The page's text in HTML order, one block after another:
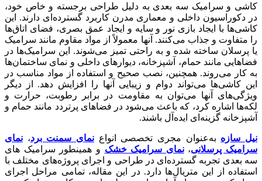
کاشی و سرامیک سه‌ بعدی به دلیل طراحی برجسته و خاص خود،
در دکوراسیون داخلی و معماری مدرن کاربرد گسترده‌ای دارند. این
کاشی‌ها با ایجاد بازی نور و سایه و ایجاد عمق بصری، فضای اتاق‌ها
را متفاوت و جذاب می‌کنند. آنها معمولاً از مواد مقاوم مانند سرامیک
یا پرسلان ساخته شده و به راحتی تمیز می‌شوند. این سرامیک‌ها در
فضاهایی مانند حمام، آشپزخانه، دیوارهای داخلی و نمای ساختمان‌ها
به کار می‌روند. همچنین، نصب صحیح و استفاده از مواد مناسب در
این کاشی‌ها می‌تواند دوام و زیبایی آنها را افزایش دهد. از دیگر
ویژگی‌های آنها می‌توان به مقاومت در برابر رطوبت، حرارت و
لکه‌ها اشاره کرد، که باعث می‌شود در فضاهای پرتردد مانند حمام و
آشپزخانه گزینه‌ای ایده‌آل باشند.
نیل سازه به‌عنوان مجری تخصصی انواع نمای سمنت برد، نمای
سرامیک پرسلانی،نمای سرامیک خشک و همینطور سرامیک های
سه بعدی تجربه گسترده‌ای در طراحی و اجرای پروژه‌های مختلف با
استفاده از این متریال‌ها دارد. در این مقاله، تمامی مراحل اجرای